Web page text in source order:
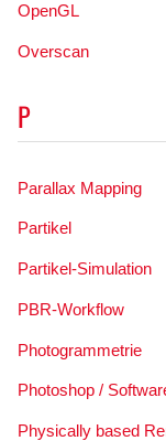
OpenGL
Overscan
P
Parallax Mapping
Partikel
Partikel-Simulation
PBR-Workflow
Photogrammetrie
Photoshop /
Physically based